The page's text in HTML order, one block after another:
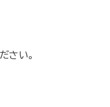
さい。